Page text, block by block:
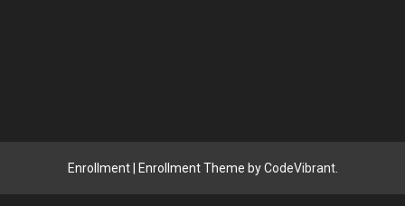
Enrollment | Enrollment Theme byCodeVibrant.